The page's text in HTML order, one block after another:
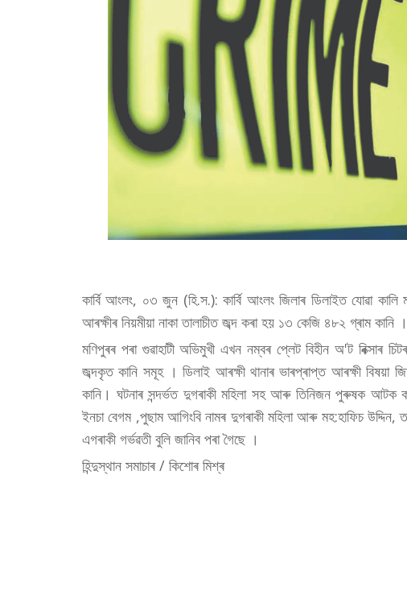
কাৰ্বি আংলং, ০৩ জুন (হি.স.): কাৰ্বি আংলং জিলাৰ ডিলাইত যোৱা কালি
আৰক্ষীৰ নিয়মীয়া নাকা তালাচীত জব্দ কৰা হয় ১৩ কেজি ৪৮২ গ্ৰাম কানি
মণিপুৰৰ পৰা গুৱাহাটী অভিমুখী এখন নম্বৰ প্লেট বিহীন অ'ট ৰিক্সাৰ
জব্দকৃত কানি সমূহ । ডিলাই আৰক্ষী থানাৰ ভাৰপ্ৰাপ্ত আৰক্ষী বিষয়া
কানি। ঘটনাৰ সন্দৰ্ভত দুগৰাকী মহিলা সহ আৰু তিনিজন পুৰুষক আটক
ইনচা বেগম ,পুছাম আগিংবি নামৰ দুগৰাকী মহিলা আৰু মহ:হাফিচ
এগৰাকী গৰ্ভৱতী বুলি জানিব পৰা গৈছে ।
হিন্দুস্থান সমাচাৰ / কিশোৰ মিশ্ৰ